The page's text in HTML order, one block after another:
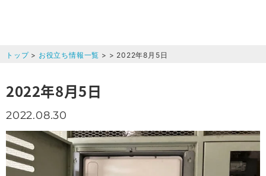
トップ> お役立ち情報一覧 > > 2022年8月5日
2022年8月5日
2022.08.30